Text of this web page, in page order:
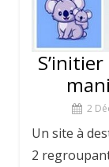
2
Un site à
2